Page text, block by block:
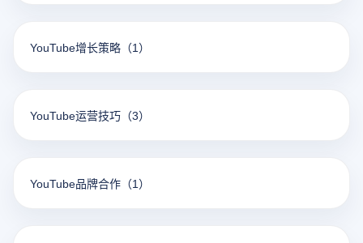
YouTube增长策略 （1）
YouTube运营技巧 （3）
YouTube品牌合作 （1）